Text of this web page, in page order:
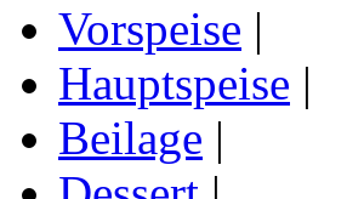
Vorspeise |
Hauptspeise |
Beilage |